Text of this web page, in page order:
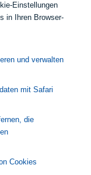
Einstellungen
in Ihren Browser-
und verwalten
mit Safari
die
Cookies